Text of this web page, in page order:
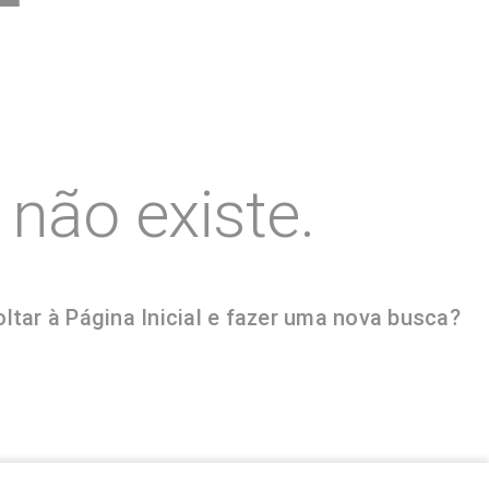
existe.
à Página Inicial e fazer uma nova busca?